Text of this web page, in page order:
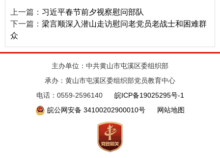
上一篇： 习近平春节前夕视察慰问部队
下一篇： 梁言顺深入潜山走访慰问老党员老战士和困难群
众
主办单位：中共黄山市屯溪区委组织部
承办：黄山市屯溪区委组织部党员教育中心
电话：0559-2596140
皖ICP备19025295号-1
皖公网安备 34100202900010号
网站地图